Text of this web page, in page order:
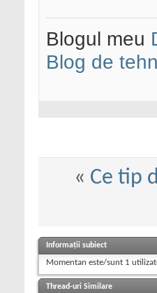
Blogul meu
Blog de
« Ce tip
Informații subiect
Momentan este/sunt 1
Thread-uri Similare